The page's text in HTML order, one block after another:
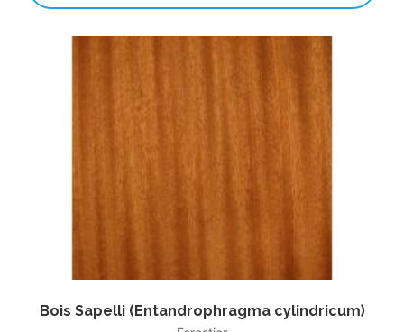
Bois Sapelli (Entandrophragma cylindricum)